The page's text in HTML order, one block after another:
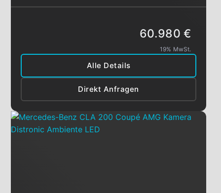
Alle Details
Direkt Anfragen
60.980 €
19% MwSt.